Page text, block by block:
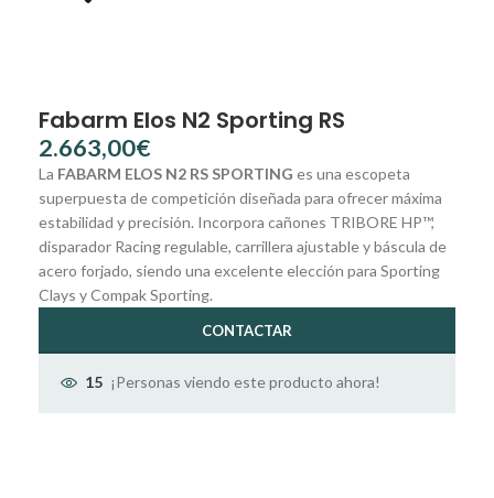
Fabarm Elos N2 Sporting RS
€
La FABARM ELOS N2 RS SPORTING es una escopeta
superpuesta de competición diseñada para ofrecer máxima
estabilidad y precisión. Incorpora cañones TRIBORE HP™,
disparador Racing regulable, carrillera ajustable y báscula de
acero forjado, siendo una excelente elección para Sporting
Clays y Compak Sporting.
CONTACTAR
15 ¡Personas viendo este producto ahora!